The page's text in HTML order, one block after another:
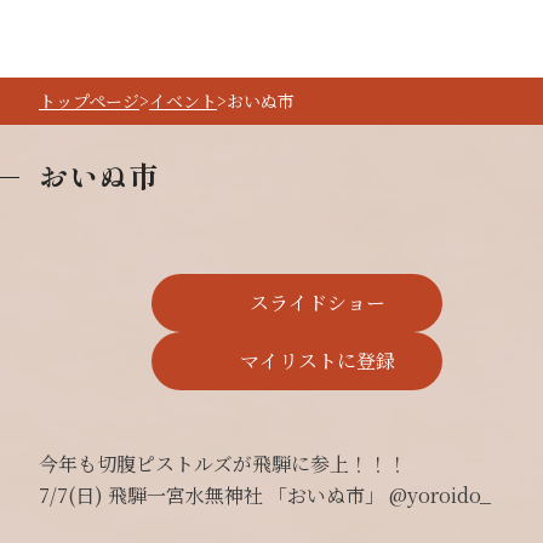
トップページ イベント おいぬ市
おいぬ市
今年も切腹ピストルズが飛騨に参上！！！
7/7(日) 飛騨一宮水無神社 「おいぬ市」 @yoroido_
スライドショー
マイリストに登録